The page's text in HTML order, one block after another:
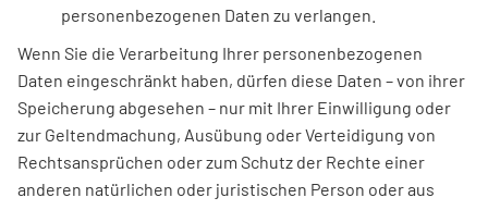
personenbezogenen Daten zu verlangen.
Wenn Sie die Verarbeitung Ihrer personenbezogenen
Daten eingeschränkt haben, dürfen diese Daten – von ihrer
Speicherung abgesehen – nur mit Ihrer Einwilligung oder
zur Geltendmachung, Ausübung oder Verteidigung von
Rechtsansprüchen oder zum Schutz der Rechte einer
anderen natürlichen oder juristischen Person oder aus